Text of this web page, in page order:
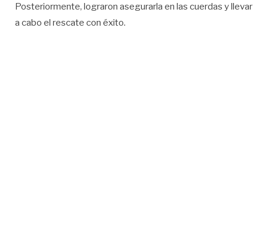
Posteriormente, lograron asegurarla en las cuerdas y llevar
a cabo el rescate con éxito.